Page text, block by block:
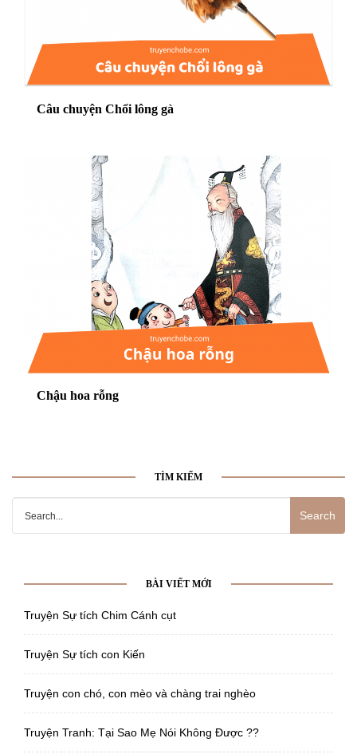
Câu chuyện Chổi lông gà
Chậu hoa rỗng
TÌM KIẾM
for:
BÀI VIẾT MỚI
Truyện Sự tích Chim Cánh cụt
Truyện Sự tích con Kiến
Truyện con chó, con mèo và chàng trai nghèo
Truyện Tranh: Tại Sao Mẹ Nói Không Được ??